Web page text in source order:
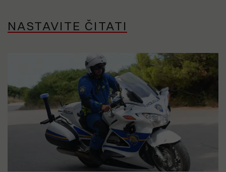
NASTAVITE ČITATI